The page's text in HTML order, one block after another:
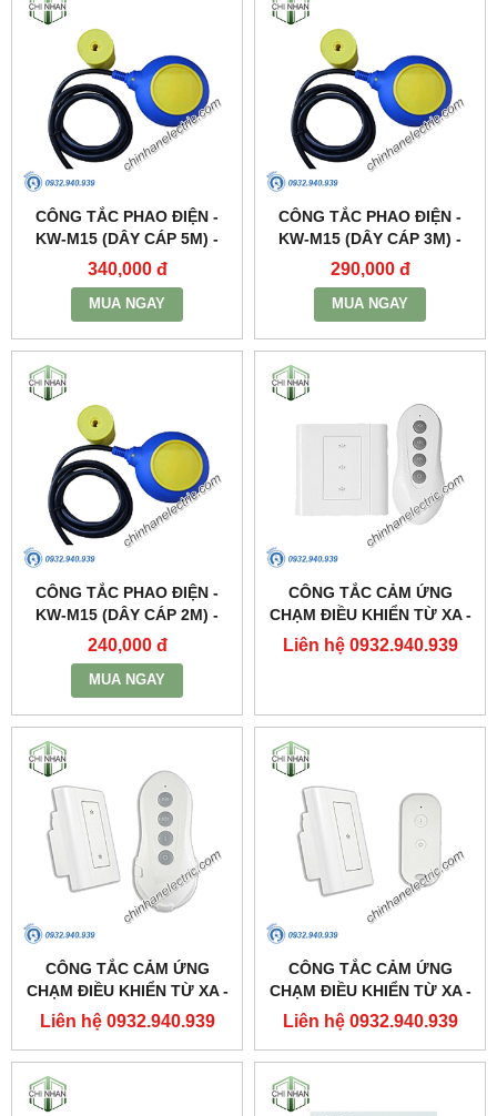
CÔNG TẮC PHAO ĐIỆN -
KW-M15 (DÂY CÁP 5M) -
KAWASAN
340,000 đ
MUA NGAY
CÔNG TẮC PHAO ĐIỆN -
KW-M15 (DÂY CÁP 3M) -
KAWASAN
290,000 đ
MUA NGAY
CÔNG TẮC PHAO ĐIỆN -
KW-M15 (DÂY CÁP 2M) -
KAWASAN
240,000 đ
MUA NGAY
CÔNG TẮC CẢM ỨNG
CHẠM ĐIỀU KHIỂN TỪ XA -
DK3S(3 KÊNH) - KAWASAN
Liên hệ 0932.940.939
CÔNG TẮC CẢM ỨNG
CHẠM ĐIỀU KHIỂN TỪ XA -
DK2S(2 KÊNH) - KAWASAN
Liên hệ 0932.940.939
CÔNG TẮC CẢM ỨNG
CHẠM ĐIỀU KHIỂN TỪ XA -
DK1S(1 KÊNH) - KAWASAN
Liên hệ 0932.940.939